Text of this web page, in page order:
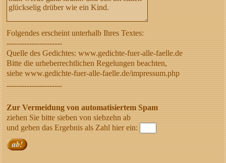
Folgendes erscheint unterhalb Ihres Textes:
----------------------
Quelle des Gedichtes: www.gedichte-fuer-alle-faelle.de
Bitte die urheberrechtlichen Regelungen beachten,
siehe www.gedichte-fuer-alle-faelle.de/impressum.php
----------------------
Zur Vermeidung von automatisiertem Spam
ziehen Sie bitte sieben von siebzehn ab
und geben das Ergebnis als Zahl hier ein: